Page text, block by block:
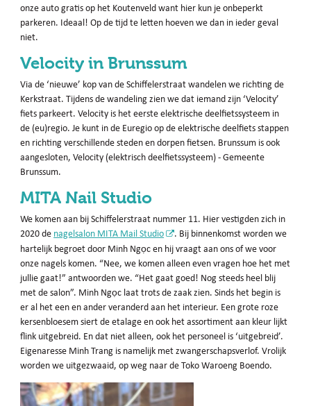
onze auto gratis op het Koutenveld want hier kun je onbeperkt
parkeren. Ideaal! Op de tijd te letten hoeven we dan in ieder geval
niet.
Velocity in Brunssum
Via de ‘nieuwe’ kop van de Schiffelerstraat wandelen we richting de
Kerkstraat. Tijdens de wandeling zien we dat iemand zijn ‘Velocity’
fiets parkeert. Velocity is het eerste elektrische deelfietssysteem in
de (eu)regio. Je kunt in de Euregio op de elektrische deelfiets stappen
en richting verschillende steden en dorpen fietsen. Brunssum is ook
aangesloten, Velocity (elektrisch deelfietssysteem) - Gemeente
Brunssum.
MITA Nail Studio
We komen aan bij Schiffelerstraat nummer 11. Hier vestigden zich in
2020 de nagelsalon MITA Mail Studio
. Bij binnenkomst worden we
hartelijk begroet door Minh Ngọc en hij vraagt aan ons of we voor
onze nagels komen. “Nee, we komen alleen even vragen hoe het met
jullie gaat!” antwoorden we. “Het gaat goed! Nog steeds heel blij
met de salon”. Minh Ngọc laat trots de zaak zien. Sinds het begin is
er al het een en ander veranderd aan het interieur. Een grote roze
kersenbloesem siert de etalage en ook het assortiment aan kleur lijkt
flink uitgebreid. En dat niet alleen, ook het personeel is ‘uitgebreid’.
Eigenaresse Minh Trang is namelijk met zwangerschapsverlof. Vrolijk
worden we uitgezwaaid, op weg naar de Toko Waroeng Boendo.